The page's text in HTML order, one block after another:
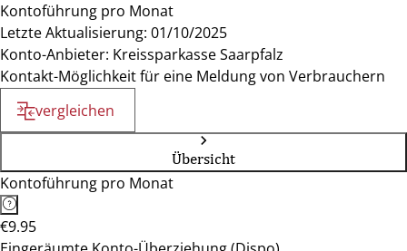
Kontoführung pro Monat
Letzte Aktualisierung: 01/10/2025
Konto-Anbieter: Kreissparkasse Saarpfalz
Kontakt-Möglichkeit für eine Meldung von Verbrauchern
vergleichen
Übersicht
Kontoführung pro Monat
€9.95